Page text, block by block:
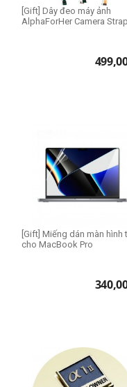
[Gift] Dây đeo máy ảnh
AlphaForHer Camera Strap
[Gift] Miếng dán màn hình
cho MacBook Pro